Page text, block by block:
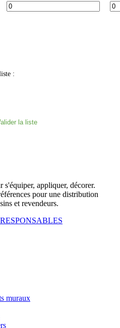
:
s'équiper, appliquer, décorer.
pour une distribution
et revendeurs.
muraux